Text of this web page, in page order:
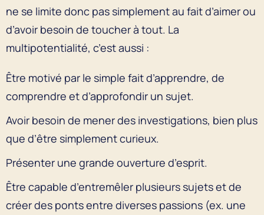
ne se limite donc pas simplement au fait d’aimer ou
d’avoir besoin de toucher à tout. La
multipotentialité, c’est aussi :
Être motivé par le simple fait d’apprendre, de
comprendre et d’approfondir un sujet.
Avoir besoin de mener des investigations, bien plus
que d’être simplement curieux.
Présenter une grande ouverture d’esprit.
Être capable d’entremêler plusieurs sujets et de
créer des ponts entre diverses passions (ex. une